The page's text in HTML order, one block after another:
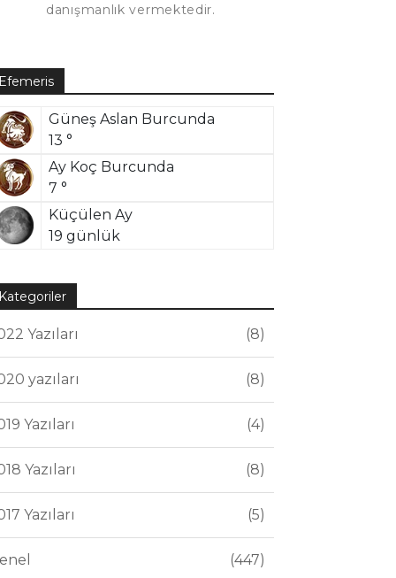
danışmanlık vermektedir.
Efemeris
Güneş Aslan Burcunda
13 °
Ay Koç Burcunda
7 °
Küçülen Ay
19 günlük
Kategoriler
Yazıları 8
yazıları 8
Yazıları 4
Yazıları 8
Yazıları 5
447